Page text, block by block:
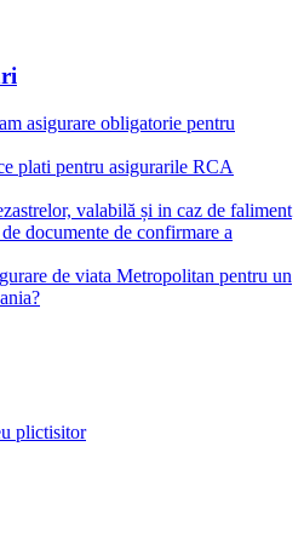
asigurare obligatorie pentru
plati pentru asigurarile RCA
valabilă și in caz de faliment
documente de confirmare a
de viata Metropolitan pentru un
plictisitor